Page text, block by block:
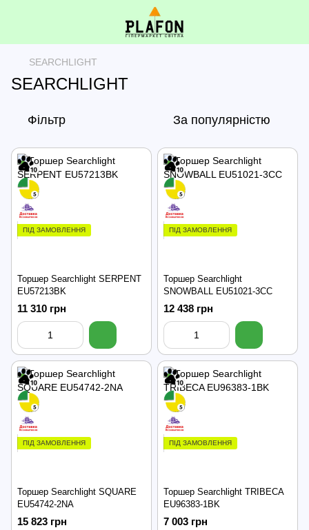
SEARCHLIGHT
SEARCHLIGHT
Фільтр За популярністю
ПІД ЗАМОВЛЕННЯ
Торшер Searchlight SERPENT
EU57213BK
11 310 грн
ПІД ЗАМОВЛЕННЯ
Торшер Searchlight
SNOWBALL EU51021-3CC
12 438 грн
ПІД ЗАМОВЛЕННЯ
Торшер Searchlight SQUARE
EU54742-2NA
15 823 грн
ПІД ЗАМОВЛЕННЯ
Торшер Searchlight TRIBECA
EU96383-1BK
7 003 грн